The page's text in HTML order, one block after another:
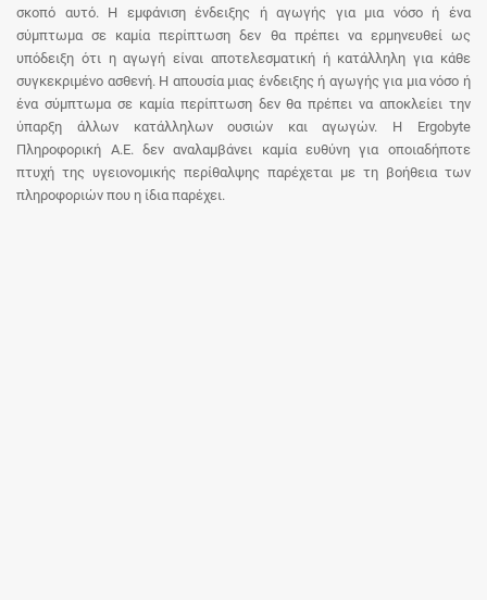
σκοπό αυτό. Η εμφάνιση ένδειξης ή αγωγής για μια νόσο ή ένα
σύμπτωμα σε καμία περίπτωση δεν θα πρέπει να ερμηνευθεί ως
υπόδειξη ότι η αγωγή είναι αποτελεσματική ή κατάλληλη για κάθε
συγκεκριμένο ασθενή. Η απουσία μιας ένδειξης ή αγωγής για μια νόσο ή
ένα σύμπτωμα σε καμία περίπτωση δεν θα πρέπει να αποκλείει την
ύπαρξη άλλων κατάλληλων ουσιών και αγωγών. Η Ergobyte
Πληροφορική Α.Ε. δεν αναλαμβάνει καμία ευθύνη για οποιαδήποτε
πτυχή της υγειονομικής περίθαλψης παρέχεται με τη βοήθεια των
πληροφοριών που η ίδια παρέχει.